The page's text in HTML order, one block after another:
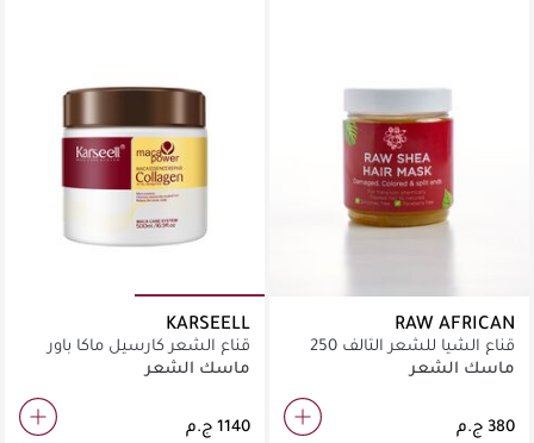
RAW AFRICAN
قناع الشيا للشعر التالف 250
مل
ماسك الشعر
KARSEELL
قناع الشعر كارسيل ماكا باور
بالكولاجين للشعر الجاف والتالف،
ماسك الشعر